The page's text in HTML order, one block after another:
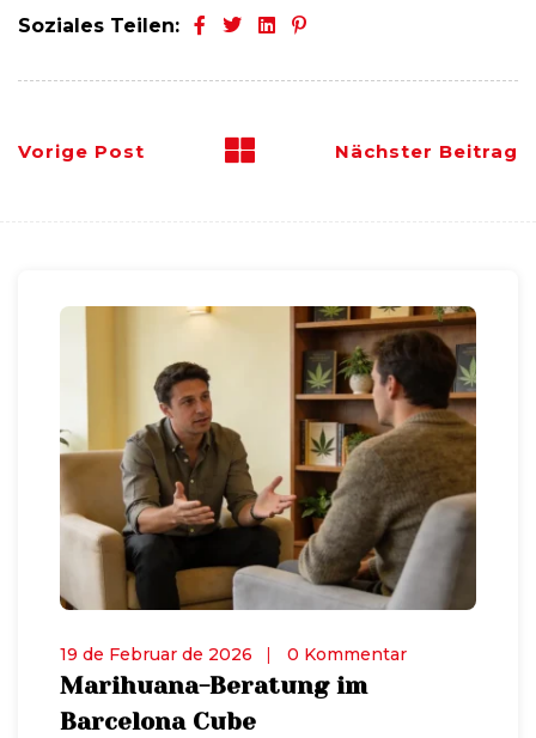
Soziales Teilen:
Vorige Post Nächster Beitrag
19 de Februar de 2026 0 Kommentar
Marihuana-Beratung im
Barcelona Cube